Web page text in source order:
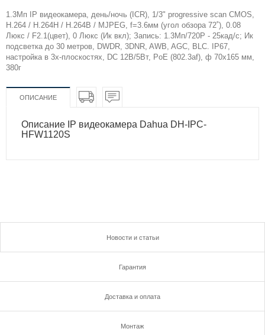
1.3Мп IP видеокамера, день/ночь (ICR), 1/3" progressive scan CMOS,
H.264 / H.264H / H.264B / MJPEG, f=3.6мм (угол обзора 72˚), 0.08
Люкс / F2.1(цвет), 0 Люкс (Ик вкл); Запись: 1.3Мп/720P - 25кад/с; Ик
подсветка до 30 метров, DWDR, 3DNR, AWB, AGC, BLC. IP67,
настройка в 3х-плоскостях, DC 12В/5Вт, PoE (802.3af), ф 70x165 мм,
380г
ОПИСАНИЕ
Описание IP видеокамера Dahua DH-IPC-
HFW1120S
Новости и статьи
Гарантия
Доставка и оплата
Монтаж